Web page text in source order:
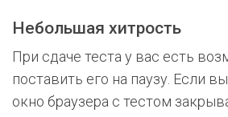
Небольшая хитрость
При сдаче теста у вас есть
поставить его на паузу. Если
окно браузера с тестом